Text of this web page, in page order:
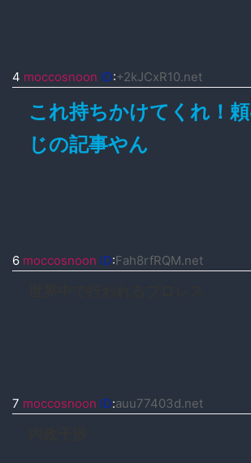
4 moccosnoon ID:+2kJCxR10.net
これ持ちかけてくれ！
じの記事やん
6 moccosnoon ID:Fah8rfRQM.net
7 moccosnoon ID:auu77403d.net